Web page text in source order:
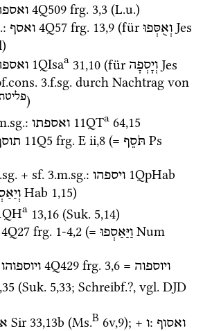
4Q509 frg. 3,3 (L.u.)
: ואסף 4Q57 frg. 13,9 (für וְאֻסְּפוּ Jes
)
1QIsaa 31,10 (für וְיָסְפָה Jes
3.f.sg.
)
sg.: ואספתו 11QTa 64,15
11Q5 frg. E ii,8 (= תֹּסֵף Ps
sg. + sf. 3.m.sg.: ויספהו 1QpHab
Hab 1,15)
a 13,16 (Suk. 5,14)
4Q27 frg. 1-4,2 (= וַיַּאַסְפוּ Num
ויוספוהו 4Q429 frg. 3,6 = ויוספוה
,35 (Suk. 5,33; Schreibf.?, vgl. DJD
Sir 33,13b (Ms.B 6v,9); + ו: ואסוף